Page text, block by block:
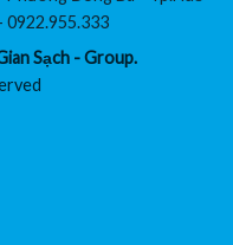
0922.955.333
Sạch - Group.